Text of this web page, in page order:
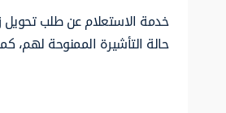
خدمة الاستعلام عن طلب
حالة التأشيرة الممنوحة لهم،